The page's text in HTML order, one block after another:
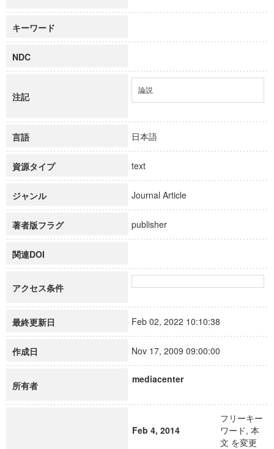
キーワード
NDC
注記
論説
言語 日本語
資源タイプ text
ジャンル Journal Article
著者版フラグ publisher
関連DOI
アクセス条件
最終更新日 Feb 02, 2022 10:10:38
作成日 Nov 17, 2009 09:00:00
所有者
mediacenter
Feb 4, 2014
フリーキー
ワード, 本
文 を変更